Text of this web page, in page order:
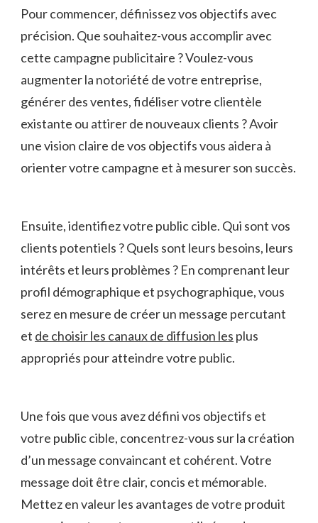
Pour commencer,⁣ définissez vos objectifs avec
précision. ⁢Que ⁢souhaitez-vous accomplir ⁢avec
cette campagne publicitaire ? Voulez-vous
augmenter‌ la notoriété de votre entreprise,
générer ‌des ventes, fidéliser ⁤votre clientèle
existante ou attirer de nouveaux clients ? Avoir
une ‌vision claire de vos objectifs ⁣vous aidera ​à
orienter votre campagne et à ‍mesurer ⁣son ‌succès.
Ensuite, ‌identifiez votre‌ public cible. Qui sont vos
clients⁤ potentiels ‍? ‌Quels⁢ sont‍ leurs⁣ besoins, leurs
intérêts ‌et leurs problèmes ? En comprenant ⁢leur
profil démographique et psychographique, vous
serez en mesure de créer⁢ un message percutant
‌et de choisir les canaux de ​diffusion les plus
appropriés pour atteindre votre public.
Une⁤ fois que⁣ vous avez défini vos objectifs et ​
votre public cible, ⁢concentrez-vous sur la création
d’un message convaincant​ et cohérent. Votre
message doit être clair, concis et mémorable.
Mettez en valeur les avantages de votre produit